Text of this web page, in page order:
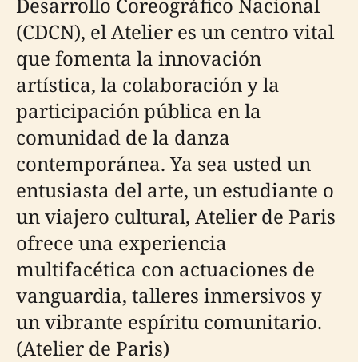
(CDCN), el Atelier es un centro vital
que fomenta la innovación
artística, la colaboración y la
participación pública en la
comunidad de la danza
contemporánea. Ya sea usted un
entusiasta del arte, un estudiante o
un viajero cultural, Atelier de Paris
ofrece una experiencia
multifacética con actuaciones de
vanguardia, talleres inmersivos y
un vibrante espíritu comunitario.
(Atelier de Paris)